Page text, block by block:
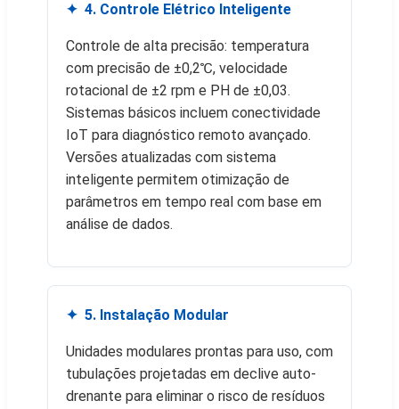
4. Controle Elétrico Inteligente
Controle de alta precisão: temperatura
com precisão de ±0,2℃, velocidade
rotacional de ±2 rpm e PH de ±0,03.
Sistemas básicos incluem conectividade
IoT para diagnóstico remoto avançado.
Versões atualizadas com sistema
inteligente permitem otimização de
parâmetros em tempo real com base em
análise de dados.
5. Instalação Modular
Unidades modulares prontas para uso, com
tubulações projetadas em declive auto-
drenante para eliminar o risco de resíduos